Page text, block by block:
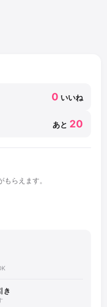
0 いいね
あと 20
らえます。
き